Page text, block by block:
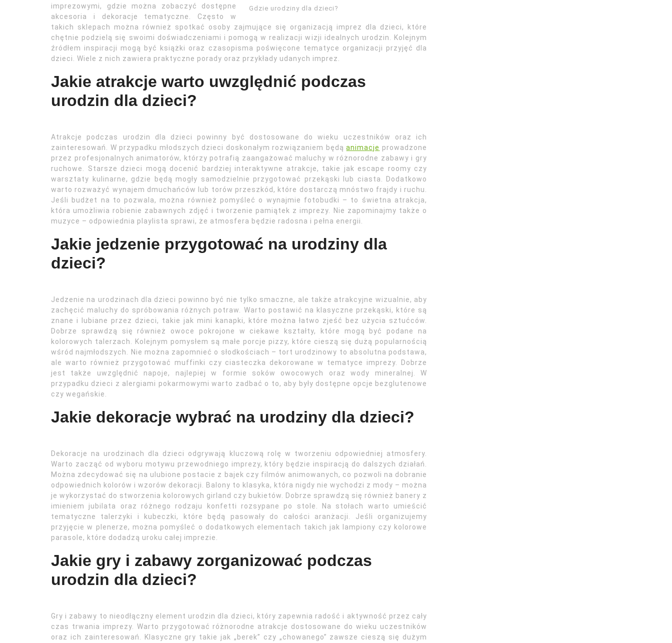
Gdzie urodziny dla dzieci?
imprezowymi, gdzie można zobaczyć dostępne
akcesoria i dekoracje tematyczne. Często w
takich sklepach można również spotkać osoby zajmujące się organizacją imprez dla dzieci, które
chętnie podzielą się swoimi doświadczeniami i pomogą w realizacji wizji idealnych urodzin. Kolejnym
źródłem inspiracji mogą być książki oraz czasopisma poświęcone tematyce organizacji przyjęć dla
dzieci. Wiele z nich zawiera praktyczne porady oraz przykłady udanych imprez.
Jakie atrakcje warto uwzględnić podczas
urodzin dla dzieci?
Atrakcje podczas urodzin dla dzieci powinny być dostosowane do wieku uczestników oraz ich
zainteresowań. W przypadku młodszych dzieci doskonałym rozwiązaniem będąanimacje prowadzone
przez profesjonalnych animatorów, którzy potrafią zaangażować maluchy w różnorodne zabawy i gry
ruchowe. Starsze dzieci mogą docenić bardziej interaktywne atrakcje, takie jak escape roomy czy
warsztaty kulinarne, gdzie będą mogły samodzielnie przygotować przekąski lub ciasta. Dodatkowo
warto rozważyć wynajem dmuchańców lub torów przeszkód, które dostarczą mnóstwo frajdy i ruchu.
Jeśli budżet na to pozwala, można również pomyśleć o wynajmie fotobudki – to świetna atrakcja,
która umożliwia robienie zabawnych zdjęć i tworzenie pamiątek z imprezy. Nie zapominajmy także o
muzyce – odpowiednia playlista sprawi, że atmosfera będzie radosna i pełna energii.
Jakie jedzenie przygotować na urodziny dla
dzieci?
Jedzenie na urodzinach dla dzieci powinno być nie tylko smaczne, ale także atrakcyjne wizualnie, aby
zachęcić maluchy do spróbowania różnych potraw. Warto postawić na klasyczne przekąski, które są
znane i lubiane przez dzieci, takie jak mini kanapki, które można łatwo zjeść bez użycia sztućców.
Dobrze sprawdzą się również owoce pokrojone w ciekawe kształty, które mogą być podane na
kolorowych talerzach. Kolejnym pomysłem są małe porcje pizzy, które cieszą się dużą popularnością
wśród najmłodszych. Nie można zapomnieć o słodkościach – tort urodzinowy to absolutna podstawa,
ale warto również przygotować muffinki czy ciasteczka dekorowane w tematyce imprezy. Dobrze
jest także uwzględnić napoje, najlepiej w formie soków owocowych oraz wody mineralnej. W
przypadku dzieci z alergiami pokarmowymi warto zadbać o to, aby były dostępne opcje bezglutenowe
czy wegańskie.
Jakie dekoracje wybrać na urodziny dla dzieci?
Dekoracje na urodzinach dla dzieci odgrywają kluczową rolę w tworzeniu odpowiedniej atmosfery.
Warto zacząć od wyboru motywu przewodniego imprezy, który będzie inspiracją do dalszych działań.
Można zdecydować się na ulubione postacie z bajek czy filmów animowanych, co pozwoli na dobranie
odpowiednich kolorów i wzorów dekoracji. Balony to klasyka, która nigdy nie wychodzi z mody – można
je wykorzystać do stworzenia kolorowych girland czy bukietów. Dobrze sprawdzą się również banery z
imieniem jubilata oraz różnego rodzaju konfetti rozsypane po stole. Na stołach warto umieścić
tematyczne talerzyki i kubeczki, które będą pasowały do całości aranżacji. Jeśli organizujemy
przyjęcie w plenerze, można pomyśleć o dodatkowych elementach takich jak lampiony czy kolorowe
parasole, które dodadzą uroku całej imprezie.
Jakie gry i zabawy zorganizować podczas
urodzin dla dzieci?
Gry i zabawy to nieodłączny element urodzin dla dzieci, który zapewnia radość i aktywność przez cały
czas trwania imprezy. Warto przygotować różnorodne atrakcje dostosowane do wieku uczestników
oraz ich zainteresowań. Klasyczne gry takie jak „berek” czy „chowanego” zawsze cieszą się dużym